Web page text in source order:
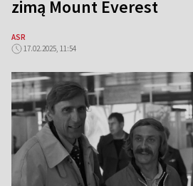
zimą Mount Everest
ASR
17.02.2025, 11:54